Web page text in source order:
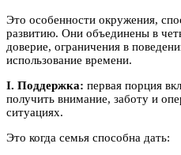
Это особенности окружения,
развитию. Они объединены в
доверие, ограничения в
использование времени.
I. Поддержка: первая порция
получить внимание, заботу и
ситуациях.
Это когда семья способна дать: